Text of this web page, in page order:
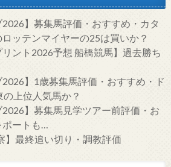
2026】募集馬評価・おすすめ・カタ
ッテンマイヤーの25は買いか？
リント2026予想 船橋競馬】過去勝ち
2026】1歳募集馬評価・おすすめ・ド
上位人気馬か？
2026】募集馬見学ツアー前評価・お
ポートも…
】最終追い切り・調教評価